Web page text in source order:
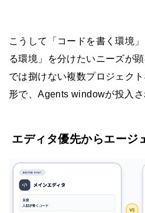
こうして「コードを書く環境
る環境」を分けたいニーズが
では捌けない複数プロジェク
形で、Agents windowが投入さ
エディタ優先からエージ